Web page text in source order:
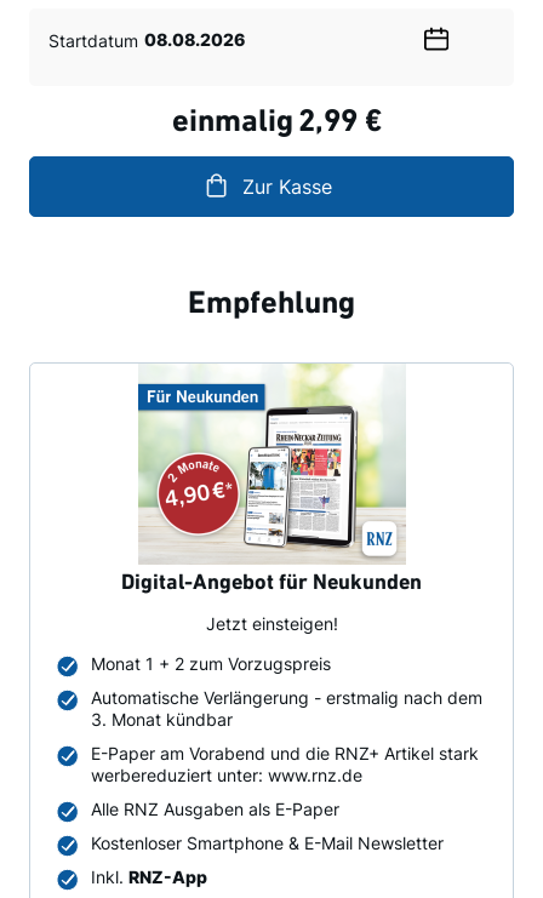
Startdatum
einmalig 2,99 €
Zur Kasse
Empfehlung
Digital-Angebot für Neukunden
Jetzt einsteigen!
Monat 1 + 2 zum Vorzugspreis
Automatische Verlängerung - erstmalig nach dem
3. Monat kündbar
E-Paper am Vorabend und die RNZ+ Artikel stark
werbereduziert unter: www.rnz.de
Alle RNZ Ausgaben als E-Paper
Kostenloser Smartphone & E-Mail Newsletter
Inkl. RNZ-App